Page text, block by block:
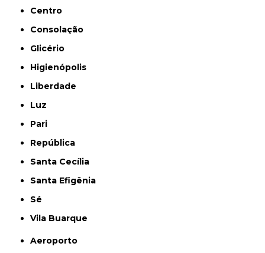
Centro
Consolação
Glicério
Higienópolis
Liberdade
Luz
Pari
República
Santa Cecília
Santa Efigênia
Sé
Vila Buarque
Aeroporto